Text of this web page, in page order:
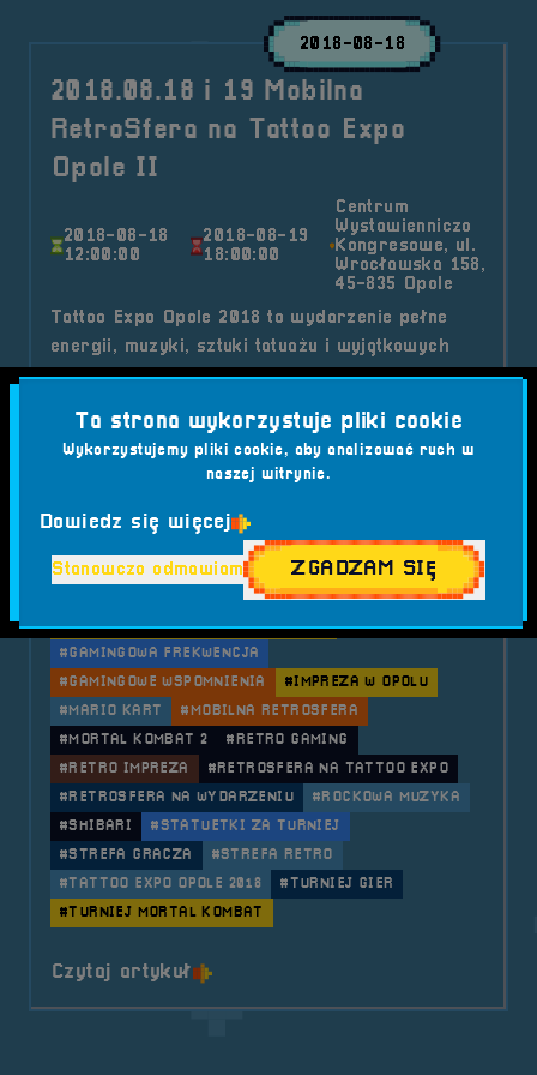
2018-08-18
2018.08.18 i 19 Mobilna
RetroSfera na Tattoo Expo
Opole II
2018-08-18
12:00:00
2018-08-19
18:00:00
Centrum
Wystawienniczo
Kongresowe, ul.
Wrocławska 158,
45-835 Opole
Tattoo Expo Opole 2018 to wydarzenie pełne
energii, muzyki, sztuki tatuażu i wyjątkowych
pokazów, które przyciągnęło tłumy – a wśród
Kategorie wpisu:
Mobilna RetroSfera Wydarzenia
Tagi:
#GAMING DLA WSZYSTKICH
#GAMING EVENT
#GAMING I TATUAŻE
#GAMING NA TATTOO EXPO
#GAMING W RÓŻNYCH POKOLENIACH
#GAMINGOWA FREKWENCJA
#GAMINGOWE WSPOMNIENIA
#IMPREZA W OPOLU
#MARIO KART
#MOBILNA RETROSFERA
#MORTAL KOMBAT 2
#RETRO GAMING
#RETRO IMPREZA
#RETROSFERA NA TATTOO EXPO
#RETROSFERA NA WYDARZENIU
#ROCKOWA MUZYKA
#SHIBARI
#STATUETKI ZA TURNIEJ
#STREFA GRACZA
#STREFA RETRO
#TATTOO EXPO OPOLE 2018
#TURNIEJ GIER
#TURNIEJ MORTAL KOMBAT
Czytaj artykuło tytule 2018.08.18 i 19 Mobilna
Ta strona wykorzystuje pliki cookie
Wykorzystujemy pliki cookie, aby analizować ruch w
naszej witrynie.
Dowiedz się więcej
Stanowczo odmawiam ZGADZAM SIĘ